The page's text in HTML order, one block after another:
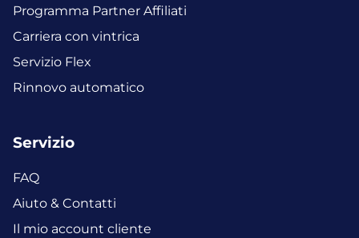
Programma Partner Affiliati
Carriera con vintrica
Servizio Flex
Rinnovo automatico
Servizio
FAQ
Aiuto & Contatti
Il mio account cliente